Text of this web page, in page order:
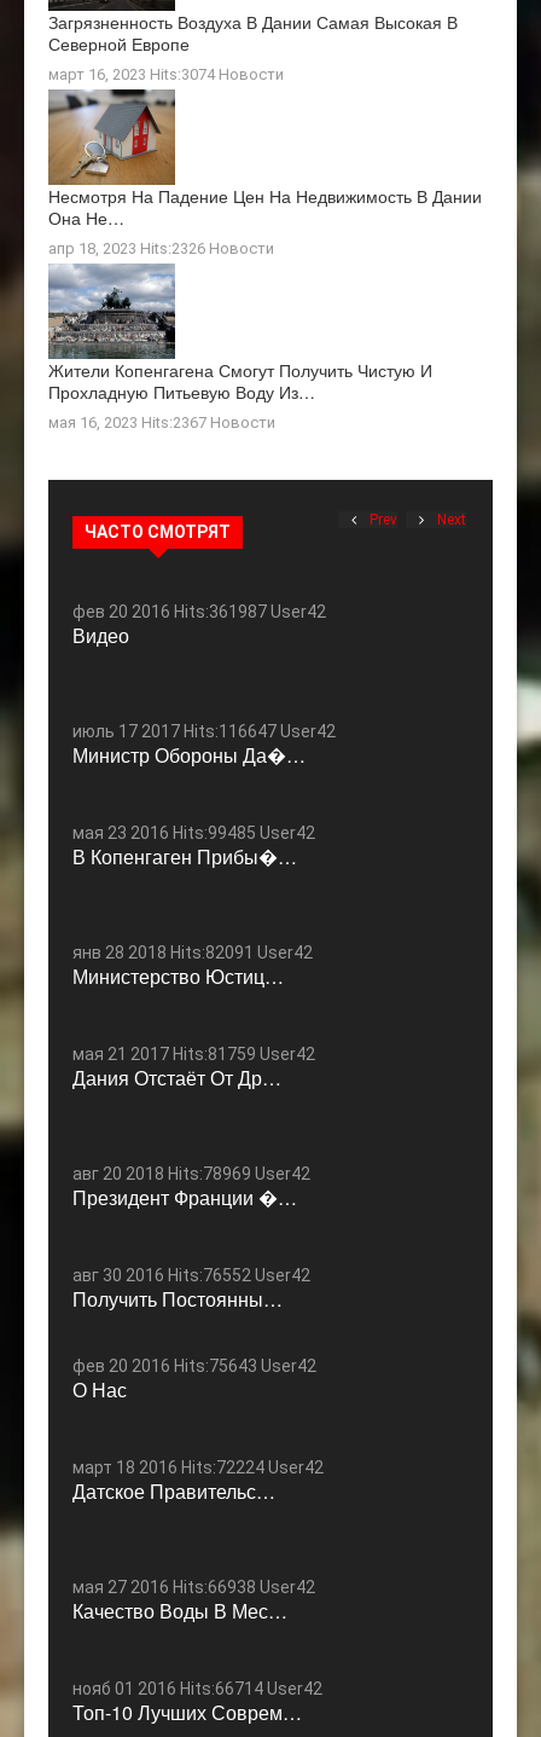
Загрязненность Воздуха В Дании Самая Высокая В
Северной Европе
март 16, 2023 Hits:3074 Новости
Несмотря На Падение Цен На Недвижимость В Дании
Она Не…
апр 18, 2023 Hits:2326 Новости
Жители Копенгагена Смогут Получить Чистую И
Прохладную Питьевую Воду Из…
мая 16, 2023 Hits:2367 Новости
ЧАСТО СМОТРЯТ
Prev Next
фев 20 2016 Hits:361987 User42
Видео
июль 17 2017 Hits:116647 User42
Министр Обороны Да�…
мая 23 2016 Hits:99485 User42
В Копенгаген Прибы�…
янв 28 2018 Hits:82091 User42
Министерство Юстиц…
мая 21 2017 Hits:81759 User42
Дания Отстаёт От Др…
авг 20 2018 Hits:78969 User42
Президент Франции �…
авг 30 2016 Hits:76552 User42
Получить Постоянны…
фев 20 2016 Hits:75643 User42
О Нас
март 18 2016 Hits:72224 User42
Датское Правительс…
мая 27 2016 Hits:66938 User42
Качество Воды В Мес…
нояб 01 2016 Hits:66714 User42
Топ-10 Лучших Соврем…